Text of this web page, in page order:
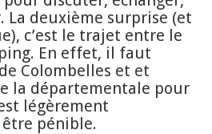
deuxième surprise (et
c’est le trajet entre le
En effet, il faut
Colombelles et et
la départementale pour
légèrement
être pénible.